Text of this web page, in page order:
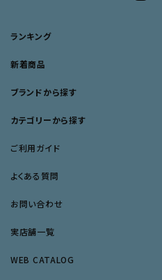
ランキング
新着商品
ブランドから探す
カテゴリーから探す
ご利用ガイド
よくある質問
お問い合わせ
実店舗一覧
WEB CATALOG